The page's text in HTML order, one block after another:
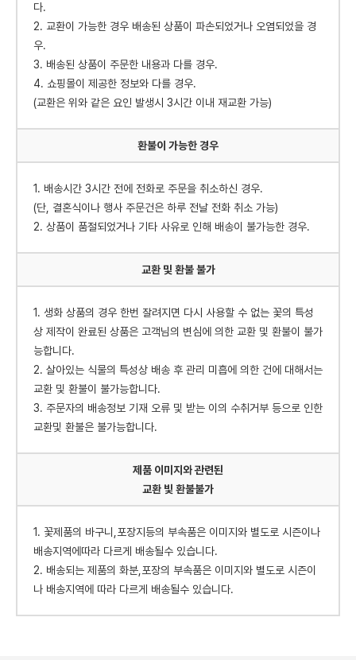
다.
2. 교환이 가능한 경우 배송된 상품이 파손되었거나 오염되었을 경
우.
3. 배송된 상품이 주문한 내용과 다를 경우.
4. 쇼핑몰이 제공한 정보와 다를 경우.
(교환은 위와 같은 요인 발생시 3시간 이내 재교환 가능)
환불이 가능한 경우
1. 배송시간 3시간 전에 전화로 주문을 취소하신 경우.
(단, 결혼식이나 행사 주문건은 하루 전날 전화 취소 가능)
2. 상품이 품절되었거나 기타 사유로 인해 배송이 불가능한 경우.
교환 및 환불 불가
1. 생화 상품의 경우 한번 잘려지면 다시 사용할 수 없는 꽃의 특성
상 제작이 완료된 상품은 고객님의 변심에 의한 교환 및 환불이 불가
능합니다.
2. 살아있는 식물의 특성상 배송 후 관리 미흡에 의한 건에 대해서는
교환 및 환불이 불가능합니다.
3. 주문자의 배송정보 기재 오류 및 받는 이의 수취거부 등으로 인한
교환및 환불은 불가능합니다.
제품 이미지와 관련된
교환 빛 환불불가
1. 꽃제품의 바구니,포장지등의 부속품은 이미지와 별도로 시즌이나
배송지역에따라 다르게 배송될수 있습니다.
2. 배송되는 제품의 화분,포장의 부속품은 이미지와 별도로 시즌이
나 배송지역에 따라 다르게 배송될수 있습니다.